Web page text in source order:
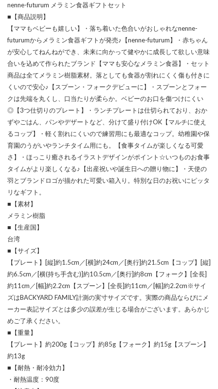
nenne-futurum メラミン食器ギフトセット
■【商品説明】
【ママもベビーも嬉しい】・落ち着いた色合いがおしゃれなnenne-
futurumからメラミン食器ギフトが発売♪【nenne-futurum】・赤ちゃん
が安心してねんねができ、未来に向かって健やかに成長して欲しい意味
合いを込めて作られたブランド【ママも安心なメラミン食器】・セット
商品は全てメラミン樹脂素材。落としても食器が割れにくく傷も付きに
くいので安心♪【スプーン・フォークデビューに】・スプーンとフォー
クは先端を丸くし、口当たりが柔らか。ベビーのお口を傷つけにくい
◎【3つ仕切りのプレート】・ランチプレートは仕切られており、おか
ずやごはん、パンやデザートなど、分けて盛り付けOK【マルチに使え
るコップ】・軽く割れにくいので練習用にも最適なコップ。幼稚園や保
育園のうがいやランチタイム用にも。【食事タイムが楽しくなる可愛
さ】・ほっこり癒されるイラストデザインがポイント☆いつものお食事
タイムがより楽しくなる♪【出産祝いや誕生日への贈り物に】・天使の
羽とブランドロゴが描かれた可愛い箱入り。特別な日のお祝いにピッタ
リなギフト。
■【素材】
メラミン樹脂
■【生産国】
台湾
■【サイズ】
【プレート】[縦]約1.5cm／[横]約24cm／[奥行]約21.5cm【コップ】[縦]
約6.5cm／[横(持ち手含む)]約10.5cm／[奥行]約8cm【フォーク】[全長]
約11cm／[幅]約2.2cm【スプーン】[全長]約11cm／[幅]約2.2cm※サイ
ズはBACKYARD FAMILY計測の実寸サイズです。実際の商品ならびにメ
ーカー表記サイズとは多少の誤差が生じる場合がございます。あらかじ
めご了承ください。
■【重量】
【プレート】約200g【コップ】約85g【フォーク】約15g【スプーン】
約13g
■【耐熱・耐冷効力】
・耐熱温度：90度